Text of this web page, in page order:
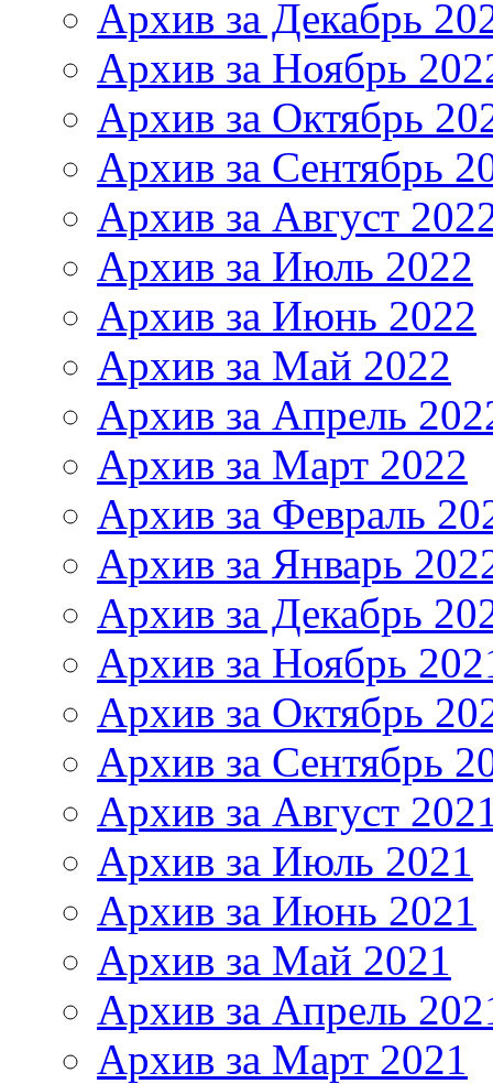
Архив за Декабрь
Архив за Ноябрь
Архив за Октябрь
Архив за Сентябрь
Архив за Август
Архив за Июль 2022
Архив за Июнь 2022
Архив за Май 2022
Архив за Апрель
Архив за Март 2022
Архив за Февраль
Архив за Январь
Архив за Декабрь
Архив за Ноябрь
Архив за Октябрь
Архив за Сентябрь
Архив за Август
Архив за Июль 2021
Архив за Июнь 2021
Архив за Май 2021
Архив за Апрель
Архив за Март 2021